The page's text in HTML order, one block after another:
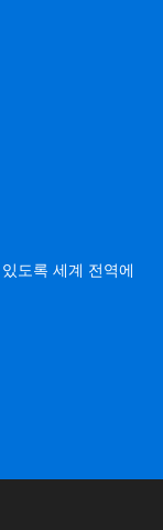
도록 세계 전역에